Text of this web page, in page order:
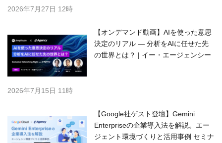
2026年7月27日 12時
【オンデマンド動画】AIを使った意思
決定のリアル — 分析をAIに任せた先
の世界とは？ | イー・エージェンシー
2026年7月15日 11時
【Google社ゲスト登壇】Gemini
Enterpriseの企業導入法を解説。エー
ジェント環境づくりと活用事例 セミナ